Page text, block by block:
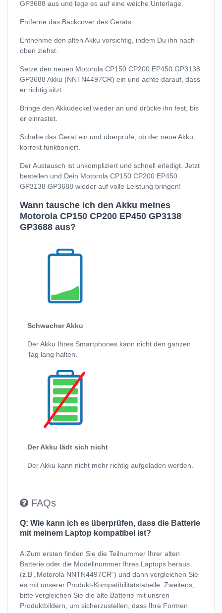
GP3688 aus und lege es auf eine weiche Unterlage.
Entferne das Backcover des Geräts.
Entnehme den alten Akku vorsichtig, indem Du ihn nach
oben ziehst.
Setze den neuen Motorola CP150 CP200 EP450 GP3138
GP3688 Akku (NNTN4497CR) ein und achte darauf, dass
er richtig sitzt.
Bringe den Akkudeckel wieder an und drücke ihn fest, bis
er einrastet.
Schalte das Gerät ein und überprüfe, ob der neue Akku
korrekt funktioniert.
Der Austausch ist unkompliziert und schnell erledigt. Jetzt
bestellen und Dein Motorola CP150 CP200 EP450
GP3138 GP3688 wieder auf volle Leistung bringen!
Wann tausche ich den Akku meines
Motorola CP150 CP200 EP450 GP3138
GP3688 aus?
Schwacher Akku
Der Akku Ihres Smartphones kann nicht den ganzen
Tag lang halten.
Der Akku lädt sich nicht
Der Akku kann nicht mehr richtig aufgeladen werden.
FAQs
Q: Wie kann ich es überprüfen, dass die Batterie
mit meinem Laptop kompatibel ist?
A:Zum ersten finden Sie die Teilnummer Ihrer alten
Batterie oder die Modellnummer Ihres Laptops heraus
(z.B „Motorola NNTN4497CR“) und dann vergleichen Sie
es mit unserer Produkt-Kompatibilitätstabelle. Zweitens,
bitte vergleichen Sie die alte Batterie mit unsren
Produktbildern, um sicherzustellen, dass Ihre Formen